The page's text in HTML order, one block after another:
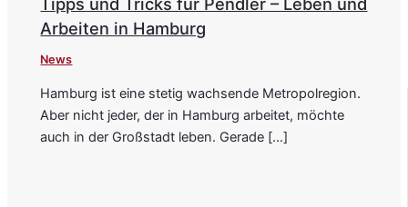
Arbeiten in Hamburg
News
Hamburg ist eine stetig wachsende Metropolregion.
Aber nicht jeder, der in Hamburg arbeitet, möchte
auch in der Großstadt leben. Gerade […]